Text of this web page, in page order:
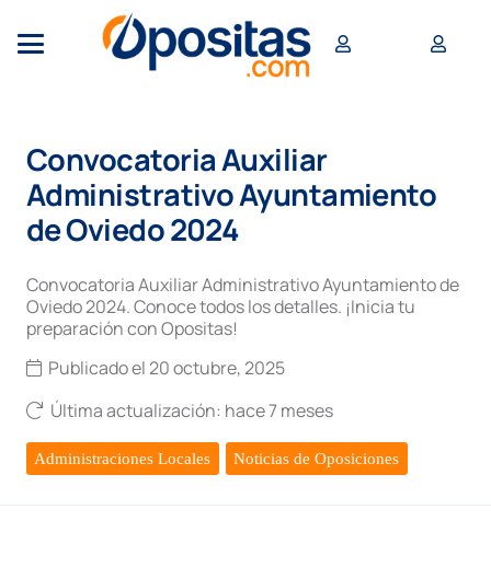
Convocatoria Auxiliar
Administrativo Ayuntamiento
de Oviedo 2024
Convocatoria Auxiliar Administrativo Ayuntamiento de
Oviedo 2024. Conoce todos los detalles. ¡Inicia tu
preparación con Opositas!
Publicado el20 octubre, 2025
Última actualización: hace 7 meses
Administraciones Locales Noticias de Oposiciones